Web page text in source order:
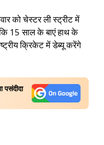
को चेस्टर ली स्ट्रीट में
15 साल के बाएं हाथ के
क्रिकेट में डेब्यू करेंगे